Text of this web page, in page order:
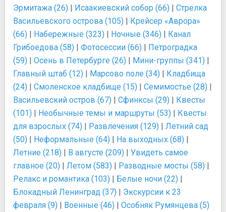
Эрмитажа (26) | Исаакиевский собор (66) | Стрелка
Васильевского острова (105) | Крейсер «Аврора»
(66) | Набережные (323) | Ночные (346) | Канал
Грибоедова (58) | Фотосессии (66) | Петроградка
(59) | Осень в Петербурге (26) | Мини-группы (341) |
Главный штаб (12) | Марсово поле (34) | Кладбища
(24) | Смоленское кладбище (15) | Семимостье (28) |
Васильевский остров (67) | Сфинксы (29) | Квесты
(101) | Необычные темы и маршруты (53) | Квесты
для взрослых (74) | Развлечения (129) | Летний сад
(50) | Неформальные (64) | На выходных (68) |
Летние (218) | В августе (209) | Увидеть самое
главное (20) | Летом (583) | Разводные мосты (58) |
Релакс и романтика (103) | Белые ночи (22) |
Блокадный Ленинград (37) | Экскурсии к 23
февраля (9) | Военные (46) | Особняк Румянцева (5)